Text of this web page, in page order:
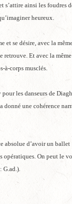
ainsi les foudres
heureux.
et se désire, avec la
retrouve. Et avec la
à-corps musclés.
les danseurs de
donné une cohérence
absolue d’avoir un ballet
opératiques. On peut le
G.ad.).